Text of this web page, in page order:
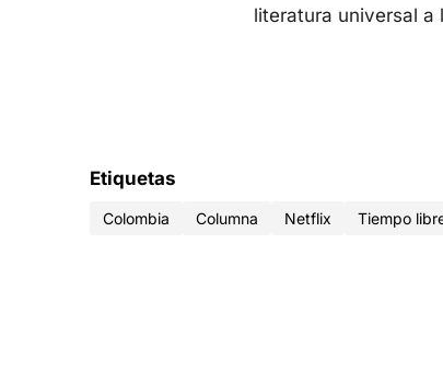
literatura universal a
Etiquetas
Colombia Columna Netflix Tiempo